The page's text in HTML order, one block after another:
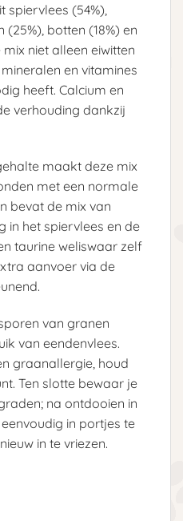
(54%),
botten (18%) en
niet alleen eiwitten
en vitamines
heeft. Calcium en
verhouding dankzij
maakt deze mix
met een normale
bevat de mix van
in het spiervlees en de
taurine weliswaar zelf
aanvoer via de
van granen
van eendenvlees.
graanallergie, houd
Ten slotte bewaar je
na ontdooien in
in portjes te
in te vriezen.